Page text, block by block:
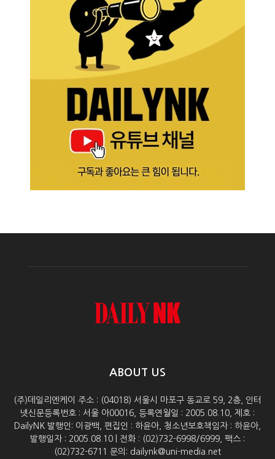
ABOUT US
(주)데일리엔케이 주소 : (04018) 서울시 마포구 동교로 59, 2층, 인터
넷신문등록번호 : 서울 아00016, 등록연월일 : 2005.08.10, 제호 :
DailyNK 발행인: 이광백, 편집인 : 하윤아, 청소년보호책임자 : 하윤아,
발행일자 : 2005.08.10 | 전화 : (02)732-6998/6999, 팩스 :
(02)732-6711 문의: dailynk@uni-media.net